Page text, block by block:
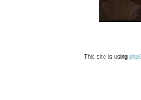
This site is using